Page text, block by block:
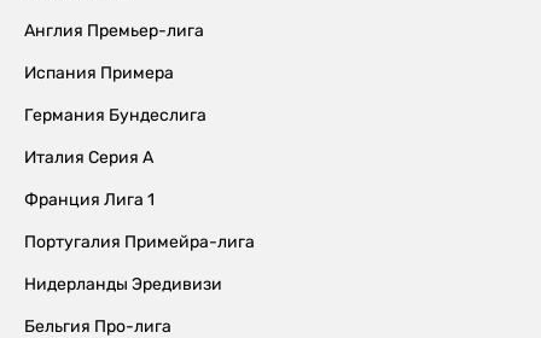
Англия Премьер-лига
Испания Примера
Германия Бундеслига
Италия Серия А
Франция Лига 1
Португалия Примейра-лига
Нидерланды Эредивизи
Бельгия Про-лига